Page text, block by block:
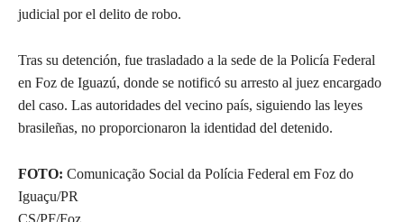
judicial por el delito de robo.
Tras su detención, fue trasladado a la sede de la Policía Federal
en Foz de Iguazú, donde se notificó su arresto al juez encargado
del caso. Las autoridades del vecino país, siguiendo las leyes
brasileñas, no proporcionaron la identidad del detenido.
FOTO: Comunicação Social da Polícia Federal em Foz do
Iguaçu/PR
CS/PF/Foz